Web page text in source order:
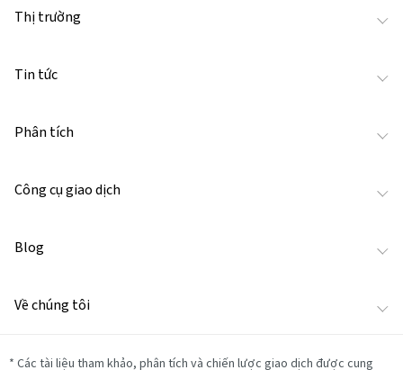
Thị trường
Tin tức
Phân tích
Công cụ giao dịch
Blog
Về chúng tôi
* Các tài liệu tham khảo, phân tích và chiến lược giao dịch được cung